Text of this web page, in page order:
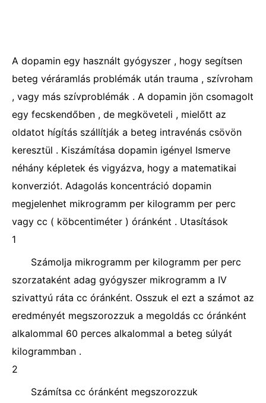
A dopamin egy használt gyógyszer , hogy segítsen
beteg véráramlás problémák után trauma , szívroham
, vagy más szívproblémák . A dopamin jön csomagolt
egy fecskendőben , de megköveteli , mielőtt az
oldatot hígítás szállítják a beteg intravénás csövön
keresztül . Kiszámítása dopamin igényel Ismerve
néhány képletek és vigyázva, hogy a matematikai
konverziót. Adagolás koncentráció dopamin
megjelenhet mikrogramm per kilogramm per perc
vagy cc ( köbcentiméter ) óránként . Utasítások
1
Számolja mikrogramm per kilogramm per perc
szorzataként adag gyógyszer mikrogramm a IV
szivattyú ráta cc óránként. Osszuk el ezt a számot az
eredményét megszorozzuk a megoldás cc óránként
alkalommal 60 perces alkalommal a beteg súlyát
kilogrammban .
2
Számítsa cc óránként megszorozzuk